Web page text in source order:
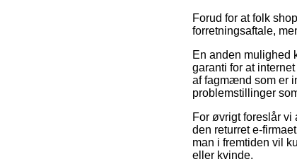
Forud for at folk
forretningsaftale,
En anden mulighed
garanti for at
af fagmænd som er
problemstillinger
For øvrigt foreslår
den returret e-
man i fremtiden vil
eller kvinde.